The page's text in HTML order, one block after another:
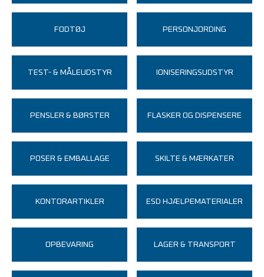
FODTØJ PERSONJORDING
TEST- & MÅLEUDSTYR IONISERINGSUDSTYR
PENSLER & BØRSTER FLASKER OG DISPENSERE
POSER & EMBALLAGE SKILTE & MÆRKATER
KONTORARTIKLER ESD HJÆLPEMATERIALER
OPBEVARING LAGER & TRANSPORT